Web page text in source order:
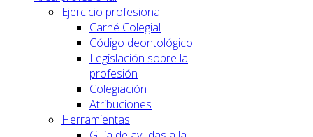
Ejercicio profesional
Carné Colegial
Código deontológico
Legislación sobre la
profesión
Colegiación
Atribuciones
Herramientas